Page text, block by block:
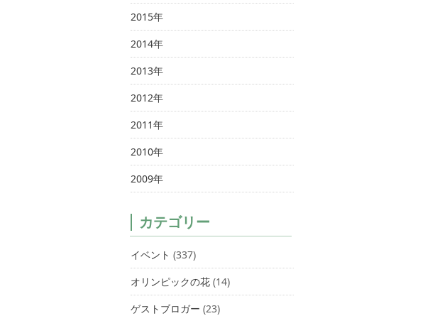
2015年
2014年
2013年
2012年
2011年
2010年
2009年
カテゴリー
イベント (337)
オリンピックの花 (14)
ゲストブロガー (23)